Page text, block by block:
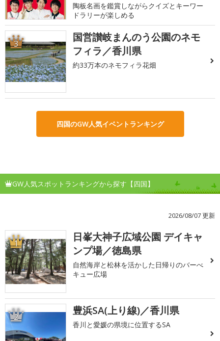
陶板名画を鑑賞しながらクイズとキーワー
ドラリーが楽しめる
3
国営讃岐まんのう公園のネモ
フィラ／香川県
約33万本のネモフィラ花畑
四国のGW人気イベントランキング
GW人気スポットランキングから探す【四国】
2026/08/07 更新
1
日峯大神子広域公園 デイキャ
ンプ場／徳島県
自然海岸と松林を活かした日帰りのバーべ
キュー広場
2 豊浜SA(上り線)／香川県
香川と愛媛の県境に位置するSA